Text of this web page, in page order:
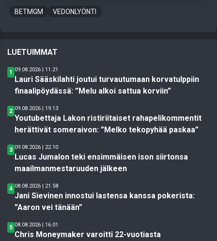
BETMGM VEDONLYÖNTI
LUETUIMMAT
1 09.08.2026 | 11.21
Lauri Sääskilahti joutui turvautumaan korvatulppiin
finaalipöydässä: ”Melu alkoi sattua korviin”
2 09.08.2026 | 19.13
Youtubettaja Lakon ristiriitaiset rahapelikommentit
herättivät someraivon: ”Melko tekopyhää paskaa”
3 09.08.2026 | 22.10
Lucas Jumalon teki ensimmäisen ison siirtonsa
maailmanmestaruuden jälkeen
4 08.08.2026 | 21.58
Jani Sievinen innostui lastensa kanssa pokerista:
”Aaron vei tänään”
5 08.08.2026 | 16.01
Chris Moneymaker varoitti 22-vuotiasta